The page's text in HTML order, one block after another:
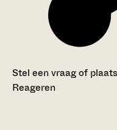
Stel een vraag of
Reageren